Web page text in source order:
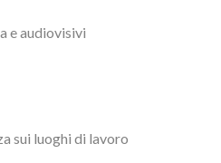
e audiovisivi
sui luoghi di lavoro